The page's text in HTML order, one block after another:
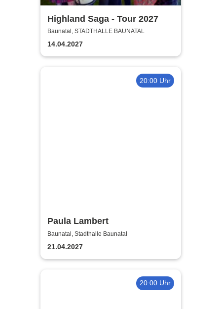
Highland Saga - Tour 2027
Baunatal, STADTHALLE BAUNATAL
14.04.2027
20:00 Uhr
Paula Lambert
Baunatal, Stadthalle Baunatal
21.04.2027
20:00 Uhr